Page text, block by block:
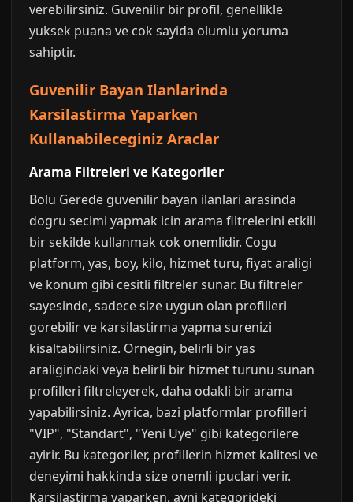
verebilirsiniz. Guvenilir bir profil, genellikle
yuksek puana ve cok sayida olumlu yoruma
sahiptir.
Guvenilir Bayan Ilanlarinda
Karsilastirma Yaparken
Kullanabileceginiz Araclar
Arama Filtreleri ve Kategoriler
Bolu Gerede guvenilir bayan ilanlari arasinda
dogru secimi yapmak icin arama filtrelerini etkili
bir sekilde kullanmak cok onemlidir. Cogu
platform, yas, boy, kilo, hizmet turu, fiyat araligi
ve konum gibi cesitli filtreler sunar. Bu filtreler
sayesinde, sadece size uygun olan profilleri
gorebilir ve karsilastirma yapma surenizi
kisaltabilirsiniz. Ornegin, belirli bir yas
araligindaki veya belirli bir hizmet turunu sunan
profilleri filtreleyerek, daha odakli bir arama
yapabilirsiniz. Ayrica, bazi platformlar profilleri
"VIP", "Standart", "Yeni Uye" gibi kategorilere
ayirir. Bu kategoriler, profillerin hizmet kalitesi ve
deneyimi hakkinda size onemli ipuclari verir.
Karsilastirma yaparken, ayni kategorideki